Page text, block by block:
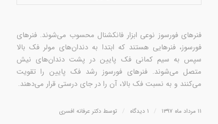
فنرهای فورسوز نوعی ابزار فانکشنال محسوب می‌شوند. فنرهای
فورسوز، فنرهایی هستند که ابتدا به دندان‌های مولر فک بالا
سپس به سیم کمانی فک پایین در پشت دندان‌های نیش
متصل می‌شوند. فنرهای فورسوز رشد فک پایین را تقویت
می‌کنند و به نسبت فک بالا، آن را در جای درستی قرار می‌دهند.
۱۱ مرداد ماه ۱۳۹۷ / ۱ دیدگاه / توسط دکتر عرفانه افسری